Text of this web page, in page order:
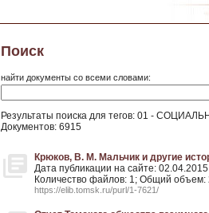
Поиск
найти документы со всеми словами:
Результаты поиска для тегов: 01 -
Документов: 6915
Крюков, В. М. Мальчик и другие
Дата публикации на сайте: 02.04.2015
Количество файлов: 1; Общий
https://elib.tomsk.ru/purl/1-7621/